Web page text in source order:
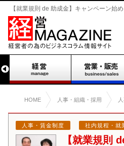
【就業規則 de 助成金】キャンペーン始
HOME 人事・組織・採用
人事・賃金制度 社内規程・就
【就業規則